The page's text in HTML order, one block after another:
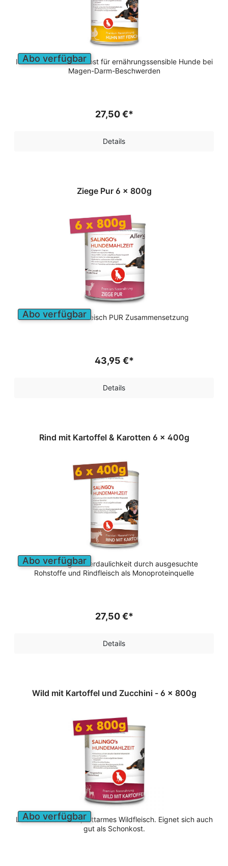
Abo verfügbar
Ideal auch als Schonkost für ernährungssensible Hunde bei
Magen-Darm-Beschwerden
27,50 €*
Details
Abo verfügbar
Ziege Pur 6 x 800g
Nassfutter in Fleisch PUR Zusammensetzung
43,95 €*
Details
Abo verfügbar
Rind mit Kartoffel & Karotten 6 x 400g
Besonders gute Verdaulichkeit durch ausgesuchte
Rohstoffe und Rindfleisch als Monoproteinquelle
27,50 €*
Details
Abo verfügbar
Wild mit Kartoffel und Zucchini - 6 x 800g
Leicht verdauliches, fettarmes Wildfleisch. Eignet sich auch
gut als Schonkost.